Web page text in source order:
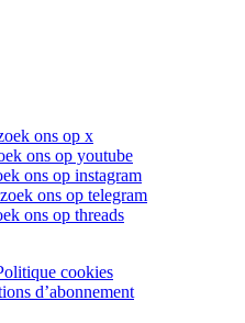
ons op x
ons op youtube
ons op instagram
ons op telegram
ons op threads
cookies
d’abonnement